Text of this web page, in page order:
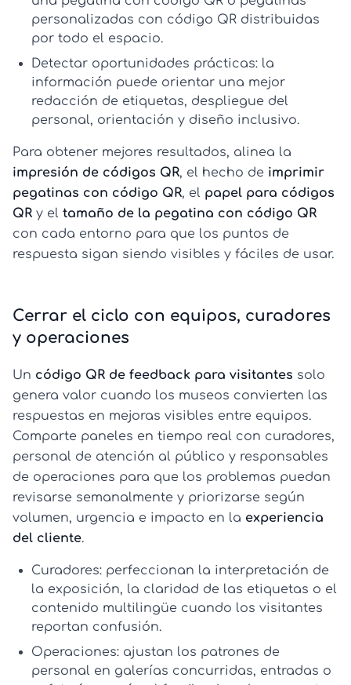
personalizadas con código QR distribuidas
por todo el espacio.
Detectar oportunidades prácticas: la
información puede orientar una mejor
redacción de etiquetas, despliegue del
personal, orientación y diseño inclusivo.
Para obtener mejores resultados, alinea la
impresión de códigos QR, el hecho de imprimir
pegatinas con código QR, el papel para códigos
QR y el tamaño de la pegatina con código QR
con cada entorno para que los puntos de
respuesta sigan siendo visibles y fáciles de usar.
Cerrar el ciclo con equipos, curadores
y operaciones
Un código QR de feedback para visitantes solo
genera valor cuando los museos convierten las
respuestas en mejoras visibles entre equipos.
Comparte paneles en tiempo real con curadores,
personal de atención al público y responsables
de operaciones para que los problemas puedan
revisarse semanalmente y priorizarse según
volumen, urgencia e impacto en la experiencia
del cliente.
Curadores: perfeccionan la interpretación de
la exposición, la claridad de las etiquetas o el
contenido multilingüe cuando los visitantes
reportan confusión.
Operaciones: ajustan los patrones de
personal en galerías concurridas, entradas o